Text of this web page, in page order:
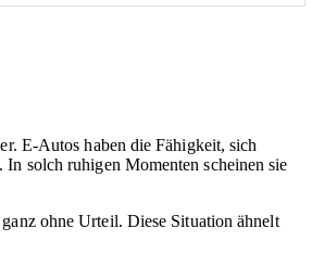
E-Autos haben die Fähigkeit, sich
solch ruhigen Momenten scheinen sie
ohne Urteil. Diese Situation ähnelt